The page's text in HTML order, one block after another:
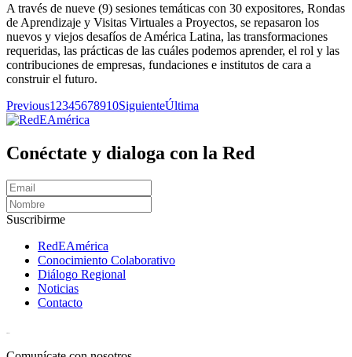
A través de nueve (9) sesiones temáticas con 30 expositores, Rondas
de Aprendizaje y Visitas Virtuales a Proyectos, se repasaron los
nuevos y viejos desafíos de América Latina, las transformaciones
requeridas, las prácticas de las cuáles podemos aprender, el rol y las
contribuciones de empresas, fundaciones e institutos de cara a
construir el futuro.
Previous1 2345678910SiguienteÚltima
Conéctate y dialoga con la Red
Suscribirme
RedEAmérica
Conocimiento Colaborativo
Diálogo Regional
Noticias
Contacto